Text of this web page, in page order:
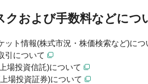
クおよび手数料などにつ
ット情報(株式市況・株価検索など)につ
引について
場投資信託)について
場投資証券)について